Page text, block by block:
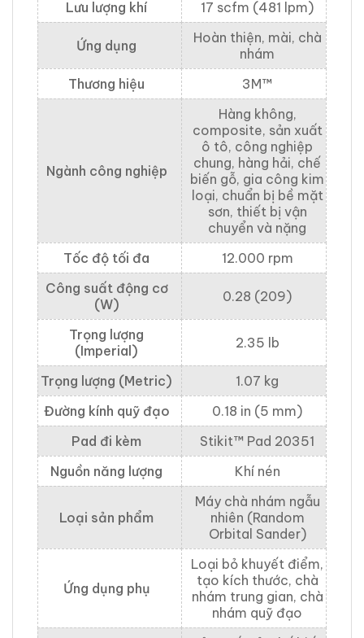
Lưu lượng khí 17 scfm (481 lpm)
Ứng dụng
Hoàn thiện, mài, chà
nhám
Thương hiệu
3M™
Ngành công nghiệp
Hàng không,
composite, sản xuất
ô tô, công nghiệp
chung, hàng hải, chế
biến gỗ, gia công kim
loại, chuẩn bị bề mặt
sơn, thiết bị vận
chuyển và nặng
Tốc độ tối đa
12.000 rpm
Công suất động cơ
(W)
0.28 (209)
Trọng lượng
(Imperial)
2.35 lb
Trọng lượng (Metric)
1.07 kg
Đường kính quỹ đạo
0.18 in (5 mm)
Pad đi kèm
Stikit™ Pad 20351
Nguồn năng lượng
Khí nén
Loại sản phẩm
Máy chà nhám ngẫu
nhiên (Random
Orbital Sander)
Ứng dụng phụ
Loại bỏ khuyết điểm,
tạo kích thước, chà
nhám trung gian, chà
nhám quỹ đạo